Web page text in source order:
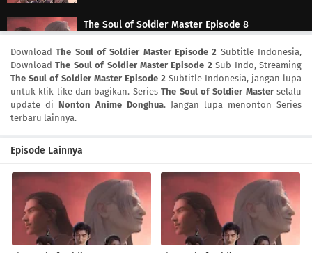
The Soul of Soldier Master Episode 8
The Soul of Soldier Master Episode 7
-
The Soul of Soldier Master Episode 5
Eps 5 4 Tahun yang lalu
The Soul of Soldier Master Episode 4
DownloadThe Soul of Soldier Master Episode 2 Subtitle Indonesia,
DownloadThe Soul of Soldier Master Episode 2 Sub Indo, Streaming
The Soul of Soldier Master Episode 2 Subtitle Indonesia, jangan lupa
untuk klik like dan bagikan. SeriesThe Soul of Soldier Masterselalu
update di Nonton Anime Donghua. Jangan lupa menonton Series
terbaru lainnya.
Episode Lainnya